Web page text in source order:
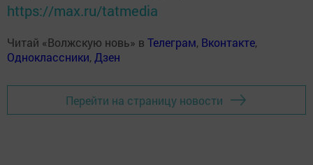
https://max.ru/tatmedia
Читай «Волжскую новь» в Телеграм, Вконтакте,
Одноклассники, Дзен
Перейти на страницу новости